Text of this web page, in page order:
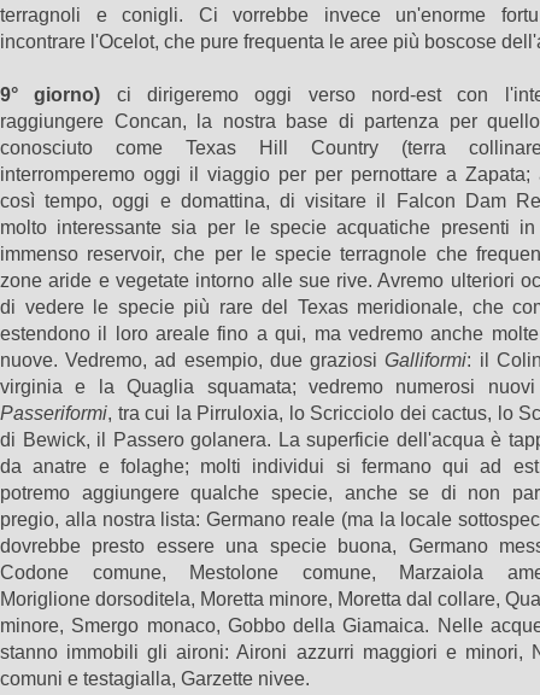
terragnoli e conigli. Ci vorrebbe invece un'enorme
incontrare l'Ocelot, che pure frequenta le aree più boscose
9° giorno) ci dirigeremo oggi verso nord-est con
raggiungere Concan, la nostra base di partenza per
conosciuto come Texas Hill Country (terra
interromperemo oggi il viaggio per per pernottare a Zapata;
così tempo, oggi e domattina, di visitare il Falcon Dam
molto interessante sia per le specie acquatiche presenti in
immenso reservoir, che per le specie terragnole che
zone aride e vegetate intorno alle sue rive. Avremo ulteriori
di vedere le specie più rare del Texas meridionale, che
estendono il loro areale fino a qui, ma vedremo anche
nuove. Vedremo, ad esempio, due graziosiGalliformi: il
virginia e la Quaglia squamata; vedremo numerosi
Passeriformi, tra cui la Pirruloxia, lo Scricciolo dei cactus, lo
di Bewick, il Passero golanera. La superficie dell'acqua è
da anatre e folaghe; molti individui si fermano qui ad
potremo aggiungere qualche specie, anche se di non
pregio, alla nostra lista: Germano reale (ma la locale
dovrebbe presto essere una specie buona, Germano
Codone comune, Mestolone comune, Marzaiola
Moriglione dorsoditela, Moretta minore, Moretta dal collare,
minore, Smergo monaco, Gobbo della Giamaica. Nelle
stanno immobili gli aironi: Aironi azzurri maggiori e minori,
comuni e testagialla, Garzette nivee.